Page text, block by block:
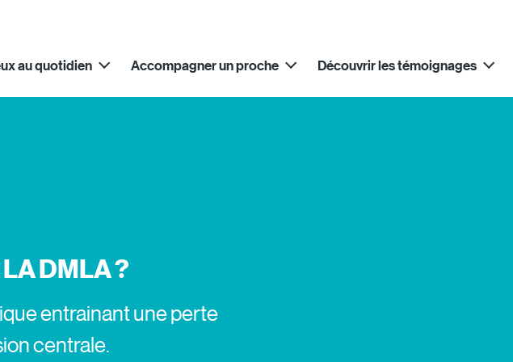
au quotidien Accompagner un proche Découvrir les témoignages
LA DMLA ?
entrainant une perte
centrale.